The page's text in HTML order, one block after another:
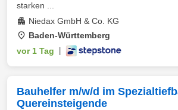
starken ...
Niedax GmbH & Co. KG
Baden-Württemberg
vor 1 Tag
Bauhelfer m/w/d im
Quereinsteigende